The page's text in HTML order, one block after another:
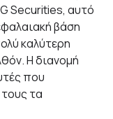
Securities, αυτό
βάση
καλύτερη
Η διανομή
που
τα